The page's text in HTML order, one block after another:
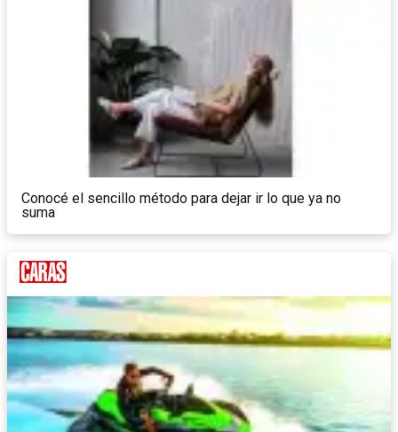
Conocé el sencillo método para dejar ir lo que ya no
suma